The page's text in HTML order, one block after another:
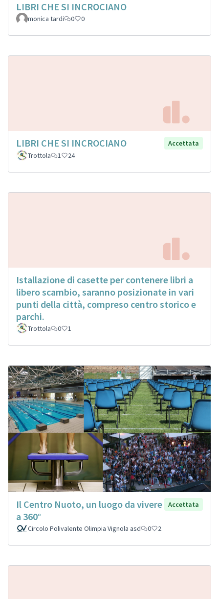
LIBRI CHE SI INCROCIANO
monica tardi 0 0
LIBRI CHE SI INCROCIANO
Accettata
Trottola
1 24
Istallazione di casette per contenere libri a
libero scambio, saranno posizionate in vari
punti della città, compreso centro storico e
parchi.
Trottola 0 1
Il Centro Nuoto, un luogo da vivere
a 360°
Accettata
Circolo Polivalente Olimpia Vignola asd 0 2